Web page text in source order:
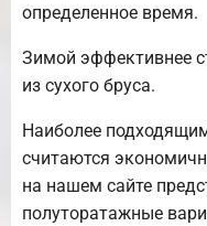
определенное время.
Зимой эффективнее
из сухого бруса.
Наиболее
считаются
на нашем сайте
полуторатажные